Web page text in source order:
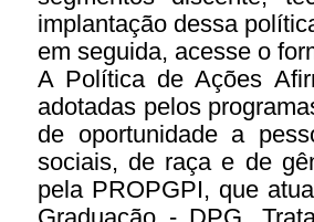
implantação dessa
em seguida, acesse o
A Política de Ações
adotadas pelos
de oportunidade a
sociais, de raça e de
pela PROPGPI, que